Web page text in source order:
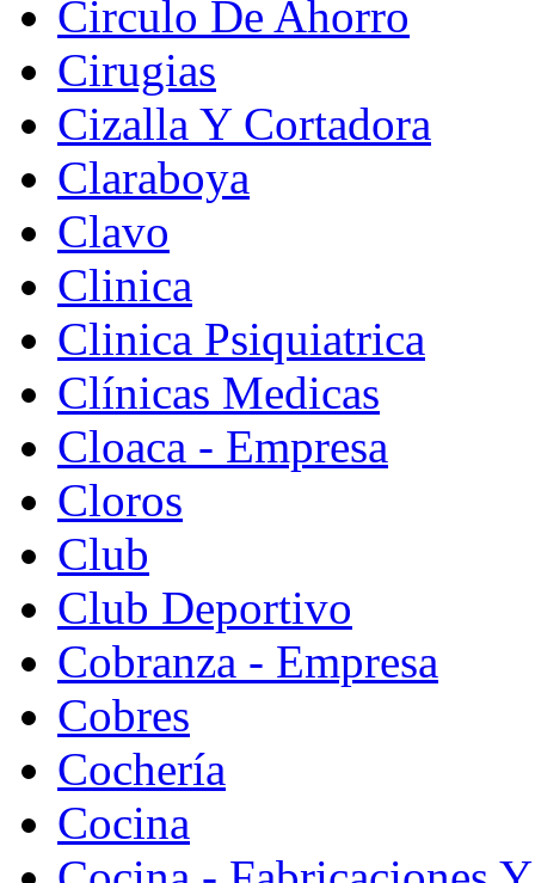
Circulo De Ahorro
Cirugias
Cizalla Y Cortadora
Claraboya
Clavo
Clinica
Clinica Psiquiatrica
Clínicas Medicas
Cloaca - Empresa
Cloros
Club
Club Deportivo
Cobranza - Empresa
Cobres
Cochería
Cocina